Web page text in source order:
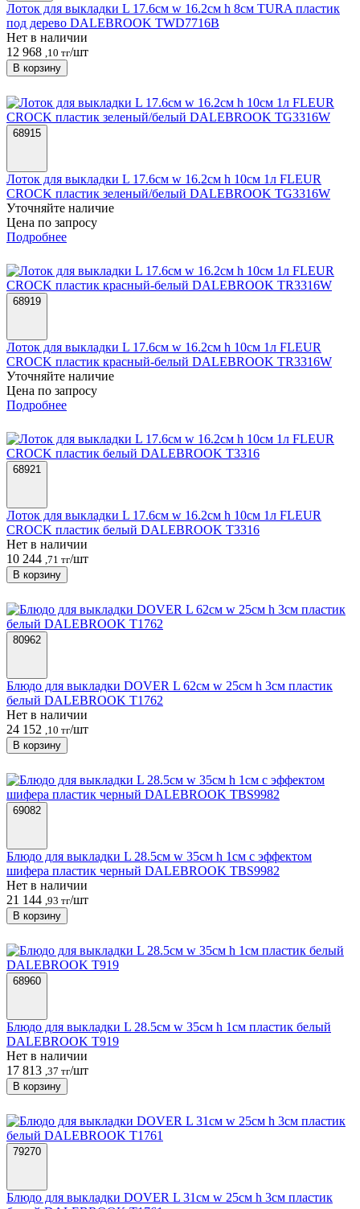
Лоток для выкладки L 17.6см w 16.2см h 8см TURA пластик
под дерево DALEBROOK TWD7716B
Нет в наличии
12 968 ,10 тг/шт
В корзину
68915
Лоток для выкладки L 17.6см w 16.2см h 10см 1л FLEUR
CROCK пластик зеленый/белый DALEBROOK TG3316W
Уточняйте наличие
Цена по запросу
Подробнее
68919
Лоток для выкладки L 17.6см w 16.2см h 10см 1л FLEUR
CROCK пластик красный-белый DALEBROOK TR3316W
Уточняйте наличие
Цена по запросу
Подробнее
68921
Лоток для выкладки L 17.6см w 16.2см h 10см 1л FLEUR
CROCK пластик белый DALEBROOK T3316
Нет в наличии
10 244 ,71 тг/шт
В корзину
80962
Блюдо для выкладки DOVER L 62см w 25см h 3см пластик
белый DALEBROOK T1762
Нет в наличии
24 152 ,10 тг/шт
В корзину
69082
Блюдо для выкладки L 28.5см w 35см h 1см с эффектом
шифера пластик черный DALEBROOK TBS9982
Нет в наличии
21 144 ,93 тг/шт
В корзину
68960
Блюдо для выкладки L 28.5см w 35см h 1см пластик белый
DALEBROOK T919
Нет в наличии
17 813 ,37 тг/шт
В корзину
79270
Блюдо для выкладки DOVER L 31см w 25см h 3см пластик